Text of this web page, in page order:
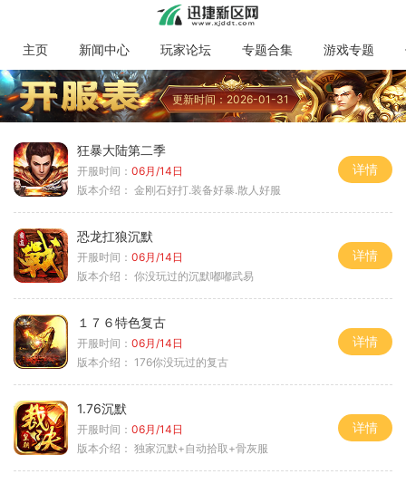
主页 新闻中心 玩家论坛 专题合集 游戏专题
更新时间：2026-01-31
狂暴大陆第二季
开服时间： 06月/14日
版本介绍： 金刚石好打.装备好暴.散人好服
详情
恐龙扛狼沉默
开服时间： 06月/14日
版本介绍： 你没玩过的沉默嘟嘟武易
详情
１７６特色复古
开服时间： 06月/14日
版本介绍： 176你没玩过的复古
详情
1.76沉默
开服时间： 06月/14日
版本介绍： 独家沉默+自动拾取+骨灰服
详情